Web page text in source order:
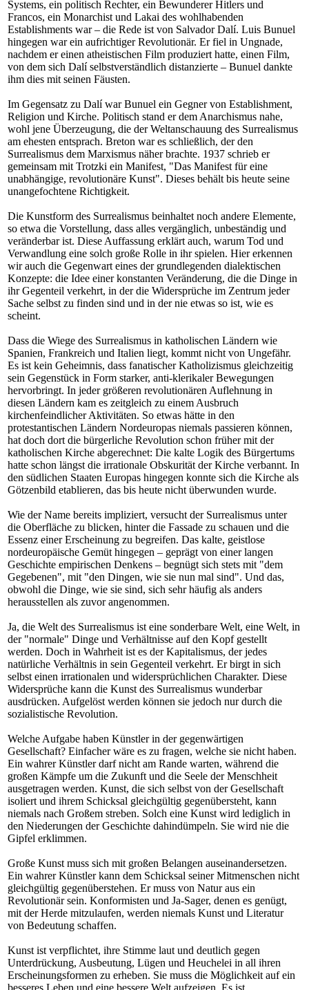
Systems, ein politisch Rechter, ein Bewunderer Hitlers und
Francos, ein Monarchist und Lakai des wohlhabenden
Establishments war – die Rede ist von Salvador Dalí. Luis Bunuel
hingegen war ein aufrichtiger Revolutionär. Er fiel in Ungnade,
nachdem er einen atheistischen Film produziert hatte, einen Film,
von dem sich Dalí selbstverständlich distanzierte – Bunuel dankte
ihm dies mit seinen Fäusten.
Im Gegensatz zu Dalí war Bunuel ein Gegner von Establishment,
Religion und Kirche. Politisch stand er dem Anarchismus nahe,
wohl jene Überzeugung, die der Weltanschauung des Surrealismus
am ehesten entsprach. Breton war es schließlich, der den
Surrealismus dem Marxismus näher brachte. 1937 schrieb er
gemeinsam mit Trotzki ein Manifest, "Das Manifest für eine
unabhängige, revolutionäre Kunst". Dieses behält bis heute seine
unangefochtene Richtigkeit.
Die Kunstform des Surrealismus beinhaltet noch andere Elemente,
so etwa die Vorstellung, dass alles vergänglich, unbeständig und
veränderbar ist. Diese Auffassung erklärt auch, warum Tod und
Verwandlung eine solch große Rolle in ihr spielen. Hier erkennen
wir auch die Gegenwart eines der grundlegenden dialektischen
Konzepte: die Idee einer konstanten Veränderung, die die Dinge in
ihr Gegenteil verkehrt, in der die Widersprüche im Zentrum jeder
Sache selbst zu finden sind und in der nie etwas so ist, wie es
scheint.
Dass die Wiege des Surrealismus in katholischen Ländern wie
Spanien, Frankreich und Italien liegt, kommt nicht von Ungefähr.
Es ist kein Geheimnis, dass fanatischer Katholizismus gleichzeitig
sein Gegenstück in Form starker, anti-klerikaler Bewegungen
hervorbringt. In jeder größeren revolutionären Auflehnung in
diesen Ländern kam es zeitgleich zu einem Ausbruch
kirchenfeindlicher Aktivitäten. So etwas hätte in den
protestantischen Ländern Nordeuropas niemals passieren können,
hat doch dort die bürgerliche Revolution schon früher mit der
katholischen Kirche abgerechnet: Die kalte Logik des Bürgertums
hatte schon längst die irrationale Obskurität der Kirche verbannt. In
den südlichen Staaten Europas hingegen konnte sich die Kirche als
Götzenbild etablieren, das bis heute nicht überwunden wurde.
Wie der Name bereits impliziert, versucht der Surrealismus unter
die Oberfläche zu blicken, hinter die Fassade zu schauen und die
Essenz einer Erscheinung zu begreifen. Das kalte, geistlose
nordeuropäische Gemüt hingegen – geprägt von einer langen
Geschichte empirischen Denkens – begnügt sich stets mit "dem
Gegebenen", mit "den Dingen, wie sie nun mal sind". Und das,
obwohl die Dinge, wie sie sind, sich sehr häufig als anders
herausstellen als zuvor angenommen.
Ja, die Welt des Surrealismus ist eine sonderbare Welt, eine Welt, in
der "normale" Dinge und Verhältnisse auf den Kopf gestellt
werden. Doch in Wahrheit ist es der Kapitalismus, der jedes
natürliche Verhältnis in sein Gegenteil verkehrt. Er birgt in sich
selbst einen irrationalen und widersprüchlichen Charakter. Diese
Widersprüche kann die Kunst des Surrealismus wunderbar
ausdrücken. Aufgelöst werden können sie jedoch nur durch die
sozialistische Revolution.
Welche Aufgabe haben Künstler in der gegenwärtigen
Gesellschaft? Einfacher wäre es zu fragen, welche sie nicht haben.
Ein wahrer Künstler darf nicht am Rande warten, während die
großen Kämpfe um die Zukunft und die Seele der Menschheit
ausgetragen werden. Kunst, die sich selbst von der Gesellschaft
isoliert und ihrem Schicksal gleichgültig gegenübersteht, kann
niemals nach Großem streben. Solch eine Kunst wird lediglich in
den Niederungen der Geschichte dahindümpeln. Sie wird nie die
Gipfel erklimmen.
Große Kunst muss sich mit großen Belangen auseinandersetzen.
Ein wahrer Künstler kann dem Schicksal seiner Mitmenschen nicht
gleichgültig gegenüberstehen. Er muss von Natur aus ein
Revolutionär sein. Konformisten und Ja-Sager, denen es genügt,
mit der Herde mitzulaufen, werden niemals Kunst und Literatur
von Bedeutung schaffen.
Kunst ist verpflichtet, ihre Stimme laut und deutlich gegen
Unterdrückung, Ausbeutung, Lügen und Heuchelei in all ihren
Erscheinungsformen zu erheben. Sie muss die Möglichkeit auf ein
besseres Leben und eine bessere Welt aufzeigen. Es ist